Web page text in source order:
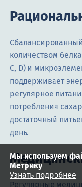
количеством
C, D) и
поддерживает
регулярное
потребления
достаточный
день.
Регулярные
Мы используем
Метрику
Узнать подробнее